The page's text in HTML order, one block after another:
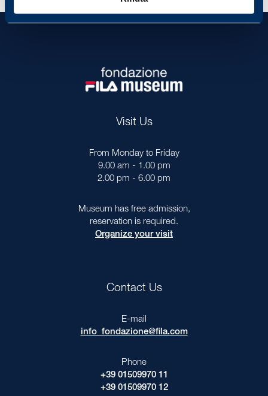
Visit Us
From Monday to Friday
9.00 am - 1.00 pm
2.00 pm - 6.00 pm
Museum has free admission,
reservation is required.
Organize your visit
Contact Us
E-mail
info_fondazione@fila.com
Phone
+39 01509970 11
+39 01509970 12